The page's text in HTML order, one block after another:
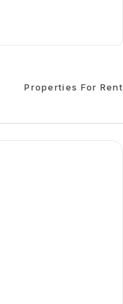
Properties For Rent